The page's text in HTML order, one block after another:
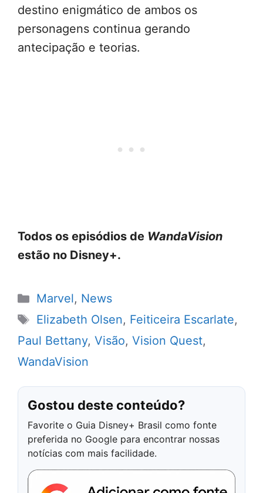
destino enigmático de ambos os
personagens continua gerando
antecipação e teorias.
Todos os episódios de WandaVision
estão no Disney+.
Categorias
Marvel, News
Tags
Elizabeth Olsen, Feiticeira Escarlate,
Paul Bettany, Visão, Vision Quest,
WandaVision
Gostou deste conteúdo?
Favorite o Guia Disney+ Brasil como fonte
preferida no Google para encontrar nossas
notícias com mais facilidade.